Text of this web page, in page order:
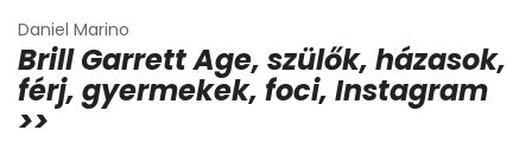
Daniel Marino
Brill Garrett Age, szülők, házasok,
férj, gyermekek, foci, Instagram
>>